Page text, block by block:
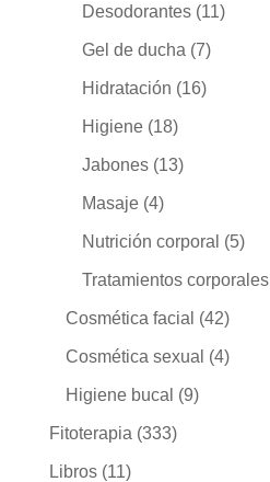
Desodorantes (11)
Gel de ducha (7)
Hidratación (16)
Higiene (18)
Jabones (13)
Masaje (4)
Nutrición corporal (5)
Tratamientos corporales
Cosmética facial (42)
Cosmética sexual (4)
Higiene bucal (9)
Fitoterapia (333)
Libros (11)